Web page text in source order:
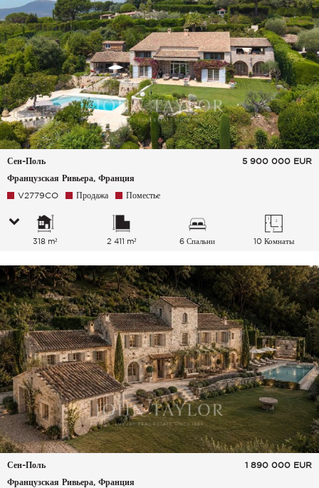
Сен-Поль
Французская Ривьера, Франция
5 900 000 EUR
V2779CO Продажа Поместье
318 m² 2 411 m² 6 Спальни 10 Комнаты
Сен-Поль
Французская Ривьера, Франция
1 890 000 EUR